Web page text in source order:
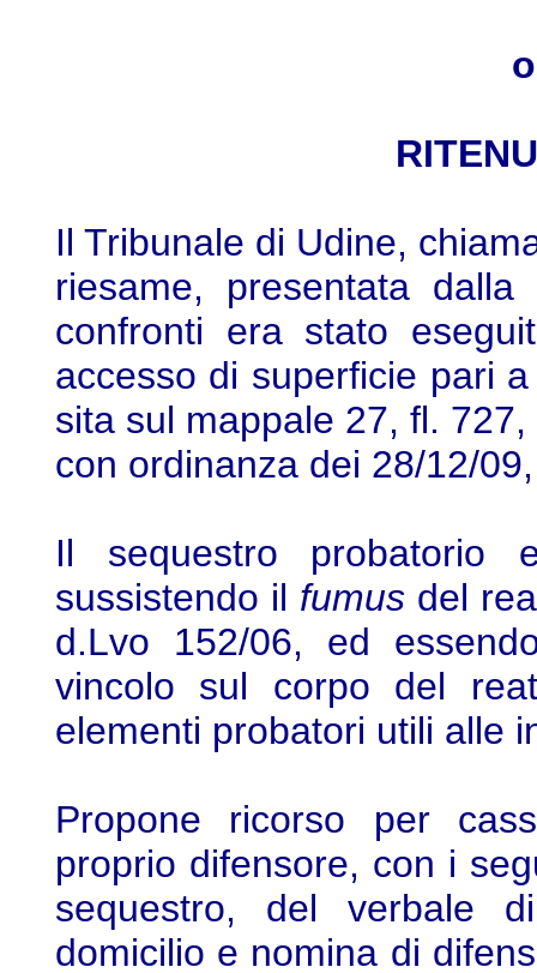
Il Tribunale di Udine,
riesame, presentata
confronti era stato
accesso di superficie pari
sita sul mappale 27, fl.
con ordinanza dei 28/12/
Il sequestro probatorio
sussistendo il fumus del
d.Lvo 152/06, ed
vincolo sul corpo del
elementi probatori utili alle
Propone ricorso per
proprio difensore, con i
sequestro, del verbale
domicilio e nomina di